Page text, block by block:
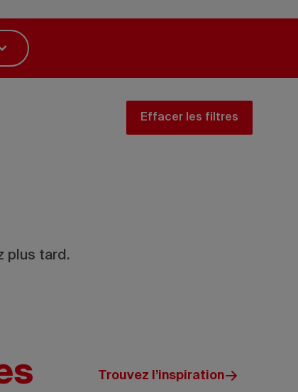
Effacer les filtres
plus tard.
Trouvez l’inspiration